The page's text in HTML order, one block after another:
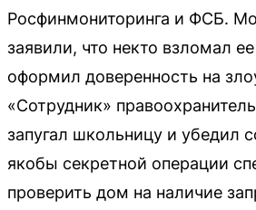
Росфинмониторинга и ФСБ.
заявили, что некто взломал
оформил доверенность на
«Сотрудник»
запугал школьницу и убедил
якобы секретной операции
проверить дом на наличие